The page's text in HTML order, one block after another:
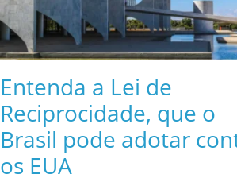
Entenda a Lei de
Reciprocidade, que o
Brasil pode adotar
os EUA